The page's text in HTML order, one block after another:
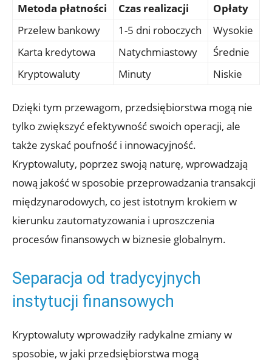
Metoda płatności Czas realizacji
Opłaty
Przelew bankowy
1-5 dni roboczych
Wysokie
Karta kredytowa
Natychmiastowy
Średnie
Kryptowaluty
Minuty Niskie
Dzięki tym przewagom, ⁤przedsiębiorstwa ‌mogą nie
tylko zwiększyć efektywność swoich operacji, ale
także zyskać poufność i innowacyjność.
Kryptowaluty, poprzez swoją naturę, wprowadzają
nową jakość ‍w​ sposobie przeprowadzania transakcji
międzynarodowych, co jest ‍istotnym‍ krokiem⁣ w⁣
kierunku zautomatyzowania i uproszczenia
procesów finansowych ⁢w biznesie globalnym.
Separacja‌ od tradycyjnych
instytucji‌ finansowych
Kryptowaluty ‌wprowadziły radykalne​ zmiany w⁢
sposobie, w jaki przedsiębiorstwa mogą